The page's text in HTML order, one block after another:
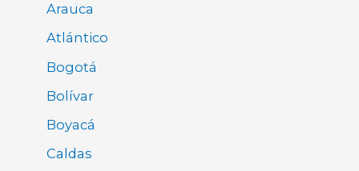
Arauca
Atlántico
Bogotá
Bolívar
Boyacá
Caldas